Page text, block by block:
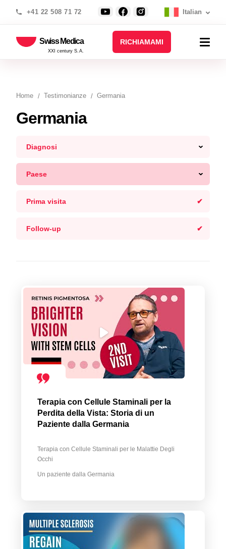
+41 22 508 71 72 Italian
Swiss Medica
XXI century S.A.
RICHIAMAMI
Home Testimonianze Germania
Germania
Diagnosi
Paese
Prima visita
Follow-up
Terapia con Cellule Staminali per la
Perdita della Vista: Storia di un
Paziente dalla Germania
Terapia con Cellule Staminali per le Malattie Degli
Occhi
Un paziente dalla Germania